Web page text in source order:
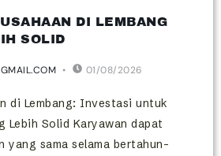
DI LEMBANG
SOLID
01/08/2026
di Lembang: Investasi untuk
Lebih Solid Karyawan dapat
yang sama selama bertahun-